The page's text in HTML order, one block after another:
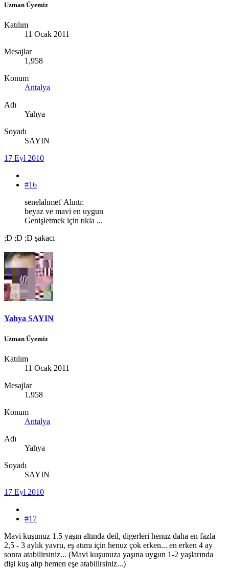
Uzman Üyemiz
Katılım
11 Ocak 2011
Mesajlar
1,958
Konum
Antalya
Adı
Yahya
Soyadı
SAYIN
17 Eyl 2010
#16
senelahmet' Alıntı:
beyaz ve mavi en uygun
Genişletmek için tıkla ...
;D ;D ;D şakacı
Yahya SAYIN
Uzman Üyemiz
Katılım
11 Ocak 2011
Mesajlar
1,958
Konum
Antalya
Adı
Yahya
Soyadı
SAYIN
17 Eyl 2010
#17
Mavi kuşunuz 1.5 yaşın altında deil, digerleri henuz daha en fazla
2,5 - 3 aylık yavru, eş atımı için henuz çok erken... en erken 4 ay
sonra atabilirsiniz... (Mavi kuşunuza yaşına uygun 1-2 yaşlarında
dişi kuş alıp hemen eşe atabilirsiniz...)